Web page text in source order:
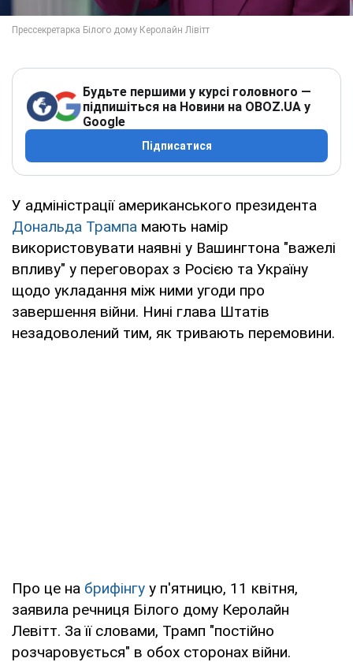
Будьте першими у курсі головного —
підпишіться на Новини на OBOZ.UA у
Google
Підписатися
У адміністрації американського президента
Дональда Трампа мають намір
використовувати наявні у Вашингтона "важелі
впливу" у переговорах з Росією та Україну
щодо укладання між ними угоди про
завершення війни. Нині глава Штатів
незадоволений тим, як тривають перемовини.
Про це на брифінгу у п'ятницю, 11 квітня,
заявила речниця Білого дому Керолайн
Левітт. За її словами, Трамп "постійно
розчаровується" в обох сторонах війни.